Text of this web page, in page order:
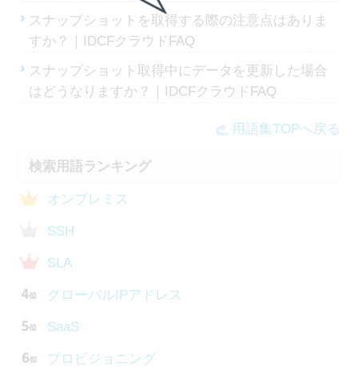
スナップショットを取得する際の注意点はありま
すか？｜IDCFクラウドFAQ
スナップショット取得中にデータを更新した場合
はどうなりますか？｜IDCFクラウドFAQ
用語集TOPへ戻る
検索用語ランキング
オンプレミス
SSH
SLA
グローバルIPアドレス
SaaS
プロビジョニング